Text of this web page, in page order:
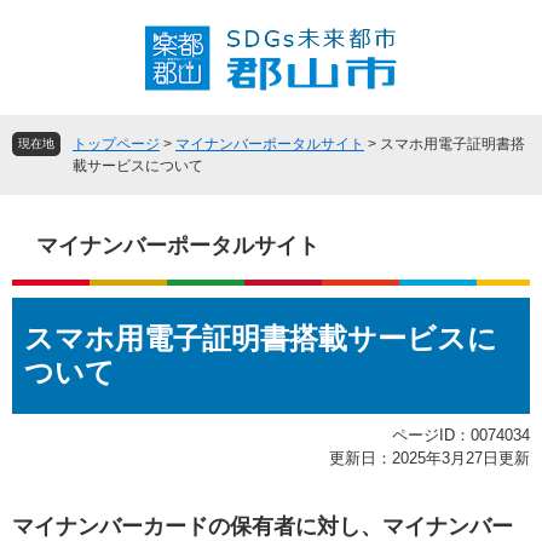
頭
飛
へ
現在地 トップページ > マイナンバーポータルサイト > スマホ用電子証明書搭
載サービスについて
マイナンバーポータルサイト
スマホ用電子証明書搭載サービスに
ついて
ページID：0074034
更新日：2025年3月27日更新
マイナンバーカードの保有者に対し、マイナンバー